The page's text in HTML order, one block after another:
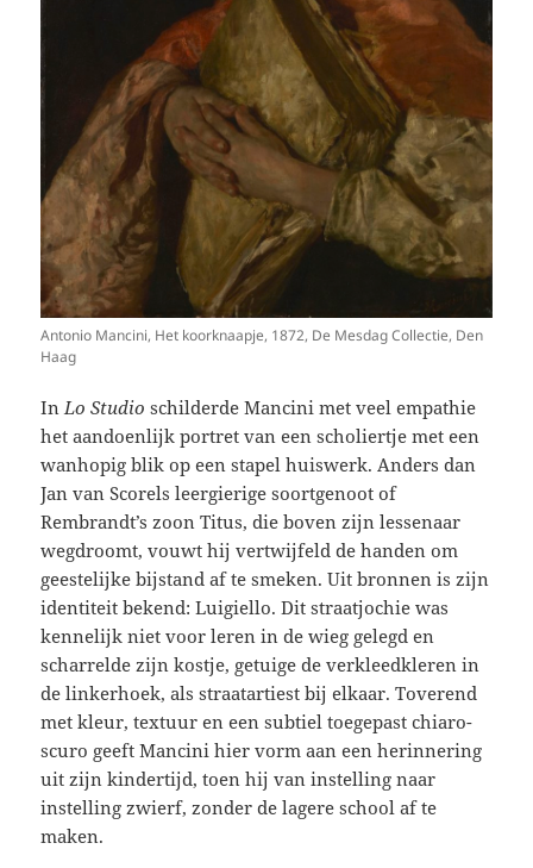
Antonio Mancini, Het koorknaapje, 1872, De Mesdag Collectie, Den
Haag
In Lo Studio schilderde Mancini met veel empathie
het aandoenlijk portret van een scholiertje met een
wanhopig blik op een stapel huiswerk. Anders dan
Jan van Scorels leergierige soortgenoot of
Rembrandt’s zoon Titus, die boven zijn lessenaar
wegdroomt, vouwt hij vertwijfeld de handen om
geestelijke bijstand af te smeken. Uit bronnen is zijn
identiteit bekend: Luigiello. Dit straatjochie was
kennelijk niet voor leren in de wieg gelegd en
scharrelde zijn kostje, getuige de verkleedkleren in
de linkerhoek, als straatartiest bij elkaar. Toverend
met kleur, textuur en een subtiel toegepast chiaro-
scuro geeft Mancini hier vorm aan een herinnering
uit zijn kindertijd, toen hij van instelling naar
instelling zwierf, zonder de lagere school af te
maken.